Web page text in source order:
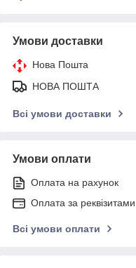
Умови доставки
Нова Пошта
НОВА ПОШТА
Всі умови доставки
Умови оплати
Оплата на рахунок
Оплата за реквізитами
Всі умови оплати